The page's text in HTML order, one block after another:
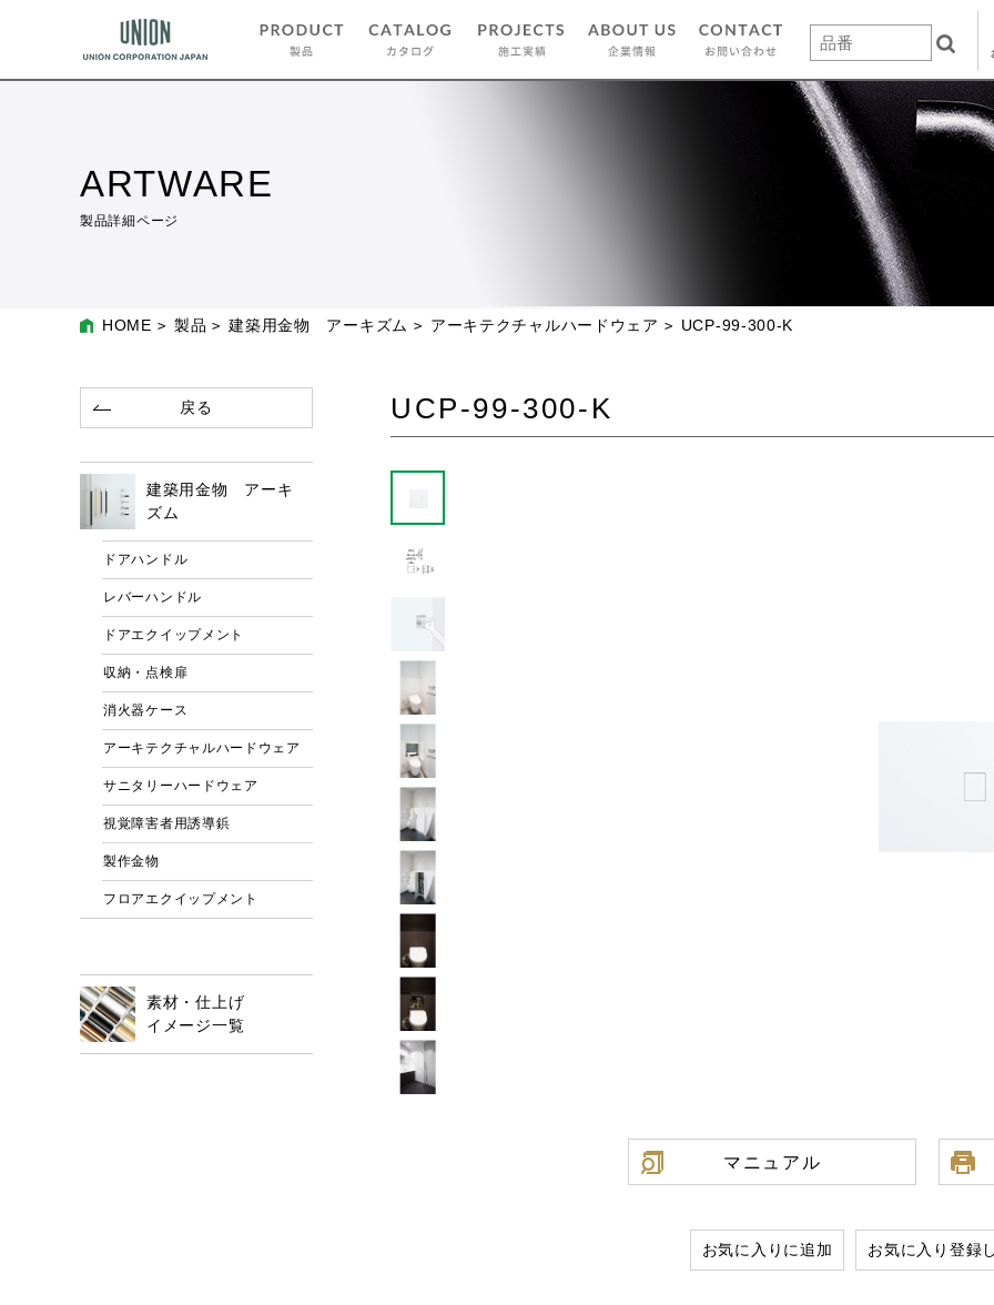
ARTWARE
製品詳細ページ
HOME 製品 建築用金物 アーキズム アーキテクチャルハードウェア UCP-99-300-K
UCP-99-300-K
マニュアル
お気に入りに追加 お気に入り登録
戻る
建築用金物 アーキ
ズム
ドアハンドル
レバーハンドル
ドアエクイップメント
収納・点検扉
消火器ケース
アーキテクチャルハードウェア
サニタリーハードウェア
視覚障害者用誘導鋲
製作金物
フロアエクイップメント
素材・仕上げ
イメージ一覧